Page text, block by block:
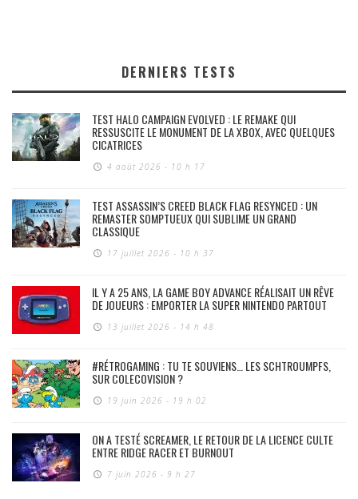
DERNIERS TESTS
TEST HALO CAMPAIGN EVOLVED : LE REMAKE QUI
RESSUSCITE LE MONUMENT DE LA XBOX, AVEC QUELQUES
CICATRICES
4 août 2026 - 10 h 17
TEST ASSASSIN’S CREED BLACK FLAG RESYNCED : UN
REMASTER SOMPTUEUX QUI SUBLIME UN GRAND
CLASSIQUE
17 juillet 2026 - 10 h 37
IL Y A 25 ANS, LA GAME BOY ADVANCE RÉALISAIT UN RÊVE
DE JOUEURS : EMPORTER LA SUPER NINTENDO PARTOUT
13 juillet 2026 - 14 h 48
#RÉTROGAMING : TU TE SOUVIENS… LES SCHTROUMPFS,
SUR COLECOVISION ?
19 juin 2026 - 19 h 02
ON A TESTÉ SCREAMER, LE RETOUR DE LA LICENCE CULTE
ENTRE RIDGE RACER ET BURNOUT
7 juin 2026 - 9 h 27